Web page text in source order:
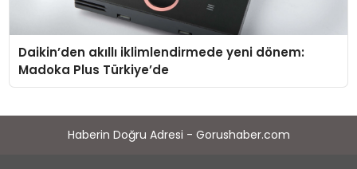
Daikin’den akıllı iklimlendirmede yeni dönem:
Madoka Plus Türkiye’de
Haberin Doğru Adresi - Gorushaber.com